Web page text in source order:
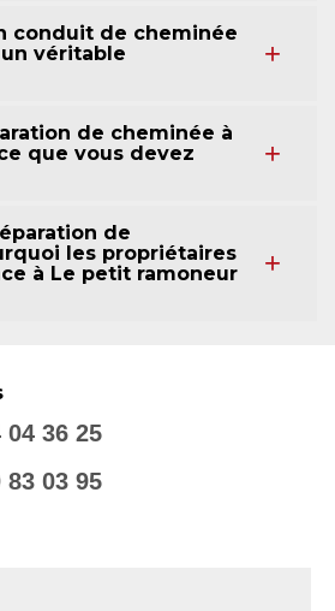
conduit de cheminée
véritable
de cheminée à
que vous devez
de
les propriétaires
à Le petit ramoneur
04 36 25
83 03 95